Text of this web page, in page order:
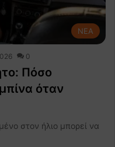
NEA
0
Πόσο
όταν
στον ήλιο μπορεί να